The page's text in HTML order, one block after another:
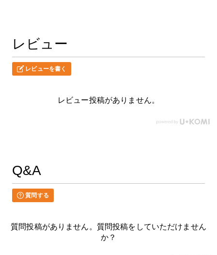
レビュー
レビューを書く
レビュー投稿がありません。
Q&A
質問する
質問投稿がありません。質問投稿をしていただけません
か？